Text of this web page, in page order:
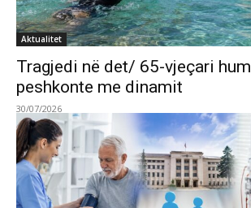
Aktualitet
Tragjedi në det/ 65-vjeçari
peshkonte me dinamit
30/07/2026